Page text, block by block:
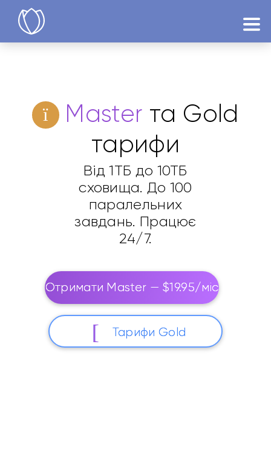
Master та Gold
тарифи
Від 1ТБ до 10ТБ
сховища. До 100
паралельних
завдань. Працює
24/7.
Отримати Master — $19.95/міс
Тарифи Gold